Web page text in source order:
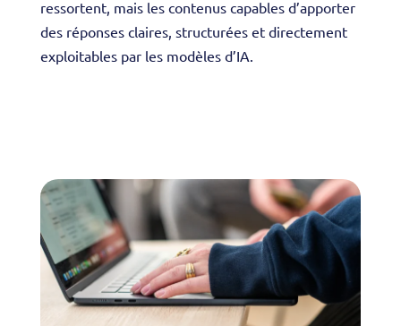
ressortent, mais les contenus capables d’apporter
des réponses claires, structurées et directement
exploitables par les modèles d’IA.